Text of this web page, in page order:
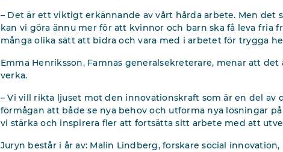
– Det är ett viktigt erkännande av vårt hårda arbete. Men det
kan vi göra ännu mer för att kvinnor och barn ska få leva fria
många olika sätt att bidra och vara med i arbetet för trygga
Emma Henriksson, Famnas generalsekreterare, menar att
verka.
– Vi vill rikta ljuset mot den innovationskraft som är en del av
förmågan att både se nya behov och utforma nya lösningar
vi stärka och inspirera fler att fortsätta sitt arbete med att
Juryn består i år av: Malin Lindberg, forskare social